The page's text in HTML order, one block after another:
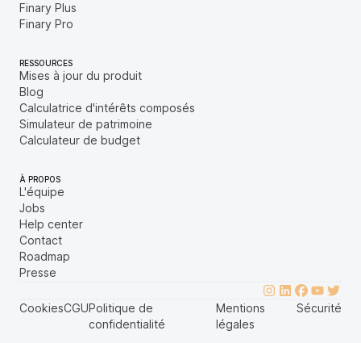
Finary Plus
Finary Pro
RESSOURCES
Mises à jour du produit
Blog
Calculatrice d'intérêts composés
Simulateur de patrimoine
Calculateur de budget
À PROPOS
L'équipe
Jobs
Help center
Contact
Roadmap
Presse
CookiesCGUPolitique de
confidentialité
Mentions
légales
Sécurité